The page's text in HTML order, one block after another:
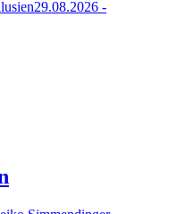
29.08.2026 -